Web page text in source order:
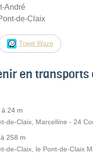
André
de-Claix
Trajet Waze
en transports
24 m
de-Claix, Marcelline - 24
258 m
de-Claix, le Pont-de-Claix